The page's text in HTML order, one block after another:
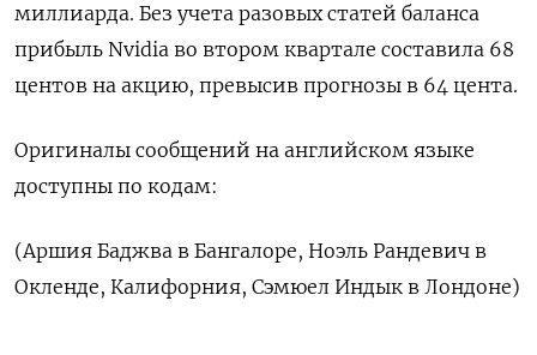
миллиарда. Без учета разовых статей баланса
прибыль Nvidia во втором квартале составила 68
центов на акцию, превысив прогнозы в 64 цента.
Оригиналы сообщений на английском языке
доступны по кодам:
(Аршия Баджва в Бангалоре, Ноэль Рандевич в
Окленде, Калифорния, Сэмюел Индык в Лондоне)